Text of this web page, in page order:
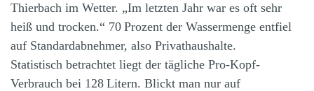
Thierbach im Wetter. „Im letzten Jahr war es oft sehr
heiß und trocken.“ 70 Prozent der Wassermenge entfiel
auf Standardabnehmer, also Privathaushalte.
Statistisch betrachtet liegt der tägliche Pro-Kopf-
Verbrauch bei 128 Litern. Blickt man nur auf